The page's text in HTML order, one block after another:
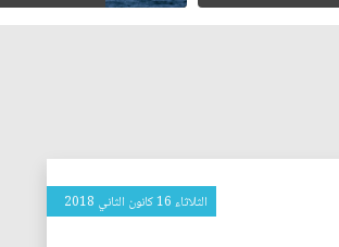
الثلاثاء 16 كانون الثاني 2018